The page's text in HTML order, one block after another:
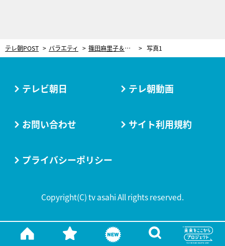
テレ朝POST バラエティ 篠田麻里子＆藤本美貴らが自宅公開！『家事ヤロウ!!!』SP、“話題の家事テク”ランキングも 写真1
テレビ朝日 テレ朝動画
お問い合わせ サイト利用規約
プライバシーポリシー
Copyright(C) tv asahi All rights reserved.